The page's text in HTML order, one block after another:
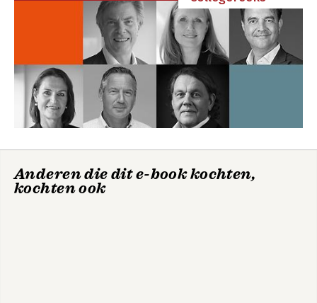
Mensenkennis
Bekijk alle boeken
Anderen die dit e-book kochten,
kochten ook